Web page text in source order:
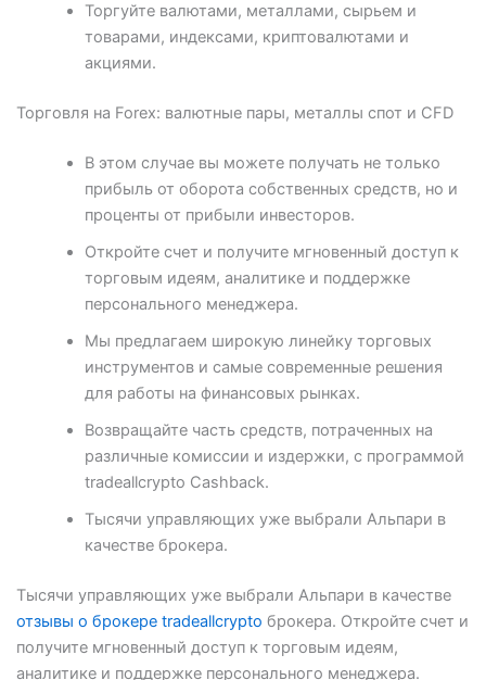
Торгуйте валютами, металлами, сырьем и
товарами, индексами, криптовалютами и
акциями.
Торговля на Forex: валютные пары, металлы спот и CFD
В этом случае вы можете получать не только
прибыль от оборота собственных средств, но и
проценты от прибыли инвесторов.
Откройте счет и получите мгновенный доступ к
торговым идеям, аналитике и поддержке
персонального менеджера.
Мы предлагаем широкую линейку торговых
инструментов и самые современные решения
для работы на финансовых рынках.
Возвращайте часть средств, потраченных на
различные комиссии и издержки, с программой
tradeallcrypto Cashback.
Тысячи управляющих уже выбрали Альпари в
качестве брокера.
Тысячи управляющих уже выбрали Альпари в качестве
отзывы о брокере tradeallcrypto брокера. Откройте счет и
получите мгновенный доступ к торговым идеям,
аналитике и поддержке персонального менеджера.